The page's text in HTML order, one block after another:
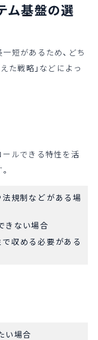
ム基盤の選
短があるため、どち
た戦略」などによっ
ルできる特性を活
規制などがある場
きない場合
収める必要がある
い場合